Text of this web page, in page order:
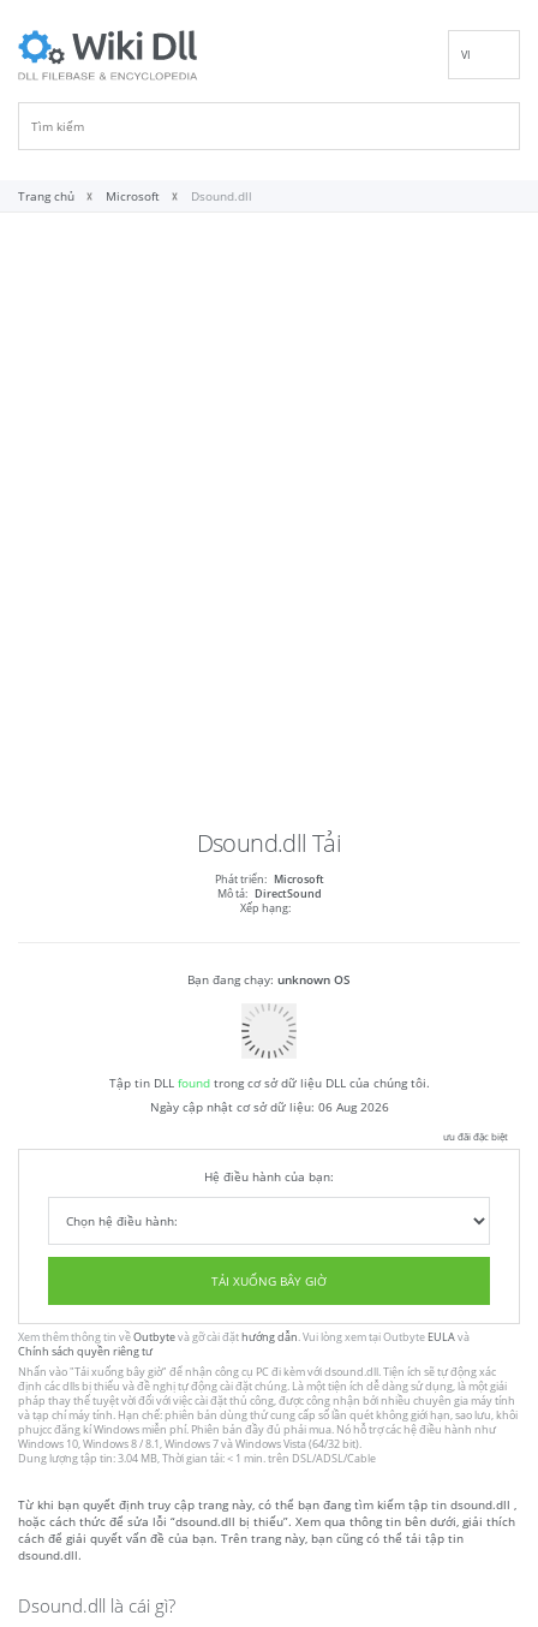
VI
Trang chủ Microsoft Dsound.dll
Dsound.dll Tải
Phát triển: Microsoft
Mô tả: DirectSound
Xếp hạng:
Bạn đang chạy: unknown OS
Tập tin DLL foundtrong cơ sở dữ liệu DLL của chúng tôi.
Ngày cập nhật cơ sở dữ liệu: 06 Aug 2026
ưu đãi đặc biệt
Hệ điều hành của bạn:
TẢI XUỐNG BÂY GIỜ
Xem thêm thông tin vềOutbytevà gỡ cài đặthướng dẫn. Vui lòng xem tại Outbyte EULAvà
Chính sách quyền riêng tư
Nhấn vào"Tải xuống bây giờ" để nhận công cụ PC đi kèm với dsound.dll. Tiện ích sẽ tự động xác
định các dlls bị thiếu và đề nghị tự động cài đặt chúng. Là một tiện ích dễ dàng sử dụng, là một giải
pháp thay thế tuyệt vời đối với việc cài đặt thủ công, được công nhận bởi nhiều chuyên gia máy tính
và tạp chí máy tính. Hạn chế: phiên bản dùng thử cung cấp số lần quét không giới hạn, sao lưu, khôi
phujcc đăng kí Windows miễn phí. Phiên bản đầy đủ phải mua. Nó hỗ trợ các hệ điều hành như
Windows 10, Windows 8 / 8.1, Windows 7 và Windows Vista (64/32 bit).
Dung lượng tập tin: 3.04 MB, Thời gian tải: < 1 min. trên DSL/ADSL/Cable
Từ khi bạn quyết định truy cập trang này, có thể bạn đang tìm kiếm tập tin dsound.dll ,
hoặc cách thức để sửa lỗi “dsound.dll bị thiếu”. Xem qua thông tin bên dưới, giải thích
cách để giải quyết vấn đề của bạn. Trên trang này, bạn cũng có thể tải tập tin
dsound.dll.
Dsound.dll là cái gì?